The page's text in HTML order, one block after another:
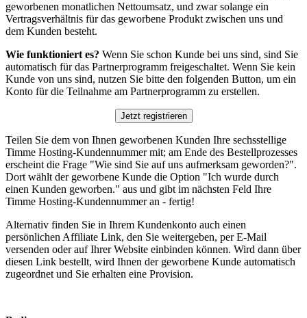
geworbenen monatlichen Nettoumsatz, und zwar solange ein
Vertragsverhältnis für das geworbene Produkt zwischen uns und
dem Kunden besteht.
Wie funktioniert es? Wenn Sie schon Kunde bei uns sind, sind Sie
automatisch für das Partnerprogramm freigeschaltet. Wenn Sie kein
Kunde von uns sind, nutzen Sie bitte den folgenden Button, um ein
Konto für die Teilnahme am Partnerprogramm zu erstellen.
Teilen Sie dem von Ihnen geworbenen Kunden Ihre sechsstellige
Timme Hosting-Kundennummer mit; am Ende des Bestellprozesses
erscheint die Frage "Wie sind Sie auf uns aufmerksam geworden?".
Dort wählt der geworbene Kunde die Option "Ich wurde durch
einen Kunden geworben." aus und gibt im nächsten Feld Ihre
Timme Hosting-Kundennummer an - fertig!
Alternativ finden Sie in Ihrem Kundenkonto auch einen
persönlichen Affiliate Link, den Sie weitergeben, per E-Mail
versenden oder auf Ihrer Website einbinden können. Wird dann über
diesen Link bestellt, wird Ihnen der geworbene Kunde automatisch
zugeordnet und Sie erhalten eine Provision.